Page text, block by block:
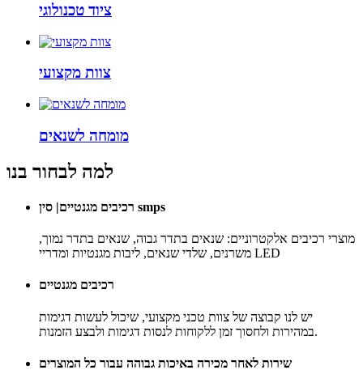
ציוד טכנולוגי
צוות מקצועי
מומחה לשנאים
למה לבחור בנו
רכיבים מגנטיים| סין smps
מוצרי רכיבים אלקטרוניים: שנאים בתדר גבוה, שנאים בתדר נמוך,
משרנים, שלדי שנאים, ליבות מגנטיות ומדריי LED
רכיבים מגנטיים
יש לנו קבוצה של צוות טכני מקצועי, שיכול לעשות דגימות
במהירות ולחסוך זמן ללקוחות לנסות דגימות ולבצע הזמנות.
שירות לאחר מכירה באיכות גבוהה עבור כל המוצרים